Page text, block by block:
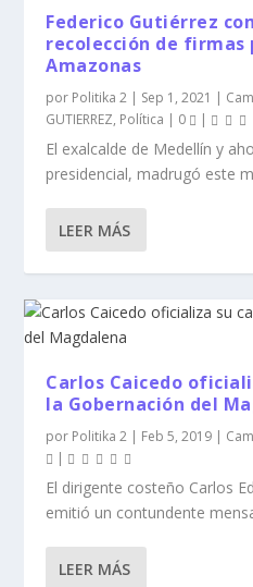
Federico Gutiérrez
recolección de firmas
Amazonas
por Politika 2 | Sep 1, 2021 |
GUTIERREZ, Política | 0 |
El exalcalde de Medellín y
presidencial, madrugó este
LEER MÁS
Carlos Caicedo
la Gobernación del
por Politika 2 | Feb 5, 2019 |
|
El dirigente costeño Carlos
emitió un contundente
LEER MÁS